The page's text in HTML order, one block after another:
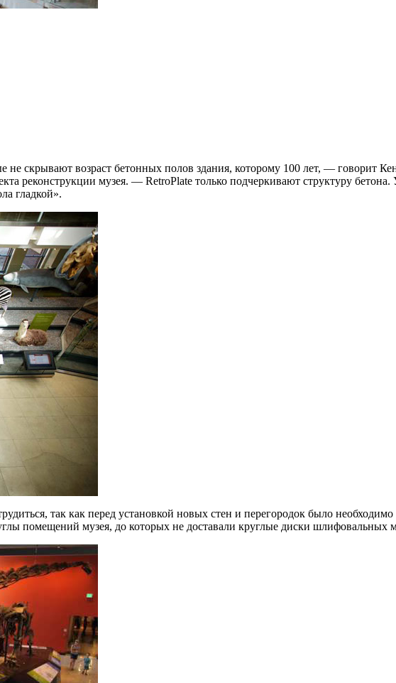
не скрывают возраст бетонных полов здания, которому 100 лет, — говорит
реконструкции музея. — RetroPlate только подчеркивают структуру
гладкой».
так как перед установкой новых стен и перегородок было
помещений музея, до которых не доставали круглые диски шлифовальных